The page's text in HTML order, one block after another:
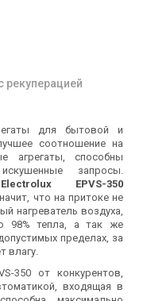
рекуперацией
для бытовой и
соотношение на
агрегаты, способны
запросы.
Electrolux EPVS-350
что на притоке не
нагреватель воздуха,
98% тепла, а так же
пределах, за
влагу.
350 от конкурентов,
входящая в